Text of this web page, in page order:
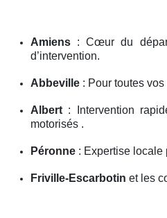
Amiens : Cœur du
d’intervention.
Abbeville : Pour toutes
Albert : Intervention
motorisés .
Péronne : Expertise locale
Friville-Escarbotin et les